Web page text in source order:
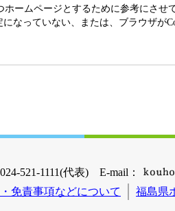
ームページとするために参考にさせ
なっていない、または、ブラウザが
521-1111(代表) E-mail：
免責事項などについて 福島県